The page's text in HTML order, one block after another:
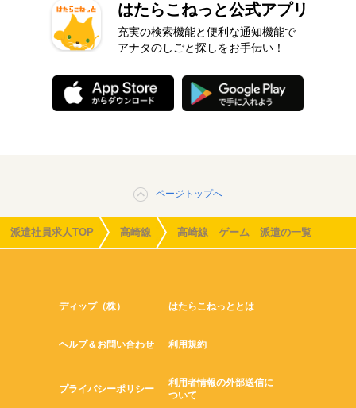
はたらこねっと公式アプリ
充実の検索機能と便利な通知機能で
アナタのしごと探しをお手伝い！
ページトップへ
派遣社員求人TOP 高崎線 高崎線 ゲーム 派遣の一覧
ディップ（株） はたらこねっととは
ヘルプ＆お問い合わせ 利用規約
プライバシーポリシー
利用者情報の外部送信に
ついて